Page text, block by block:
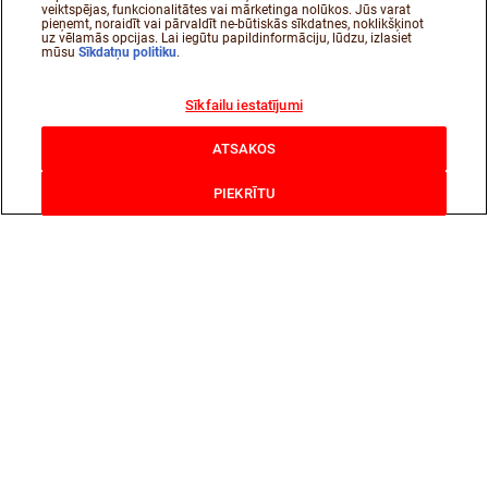
veiktspējas, funkcionalitātes vai mārketinga nolūkos. Jūs varat
pieņemt, noraidīt vai pārvaldīt ne-būtiskās sīkdatnes, noklikšķinot
uz vēlamās opcijas. Lai iegūtu papildinformāciju, lūdzu, izlasiet
mūsuSīkdatņu politiku.
Sīkfailu iestatījumi
ATSAKOS
PIEKRĪTU